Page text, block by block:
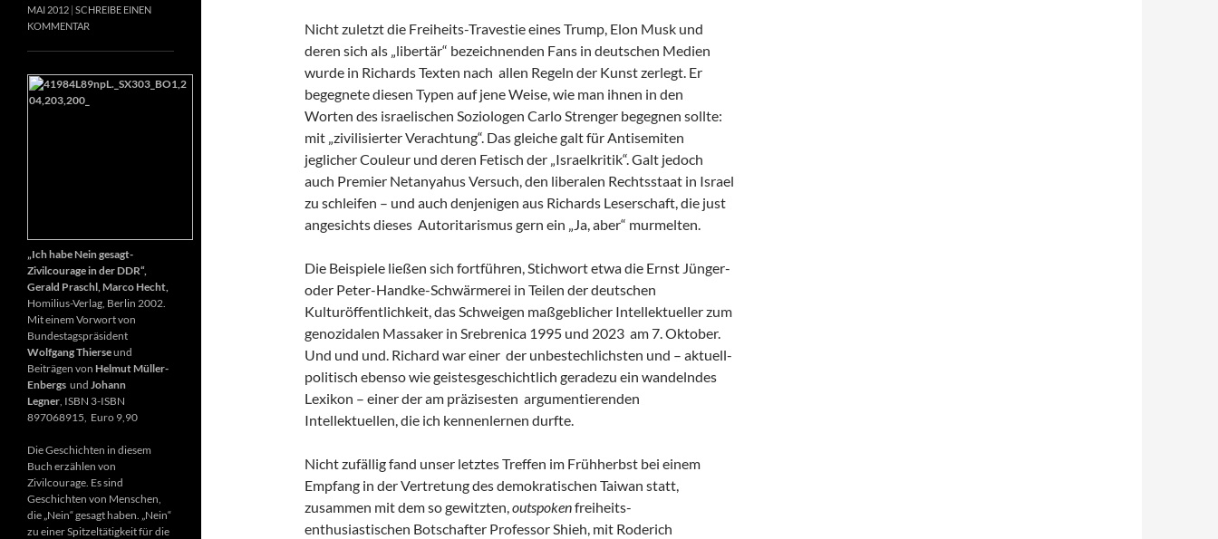
Nicht zuletzt die Freiheits-Travestie eines Trump, Elon Musk und
deren sich als „libertär“ bezeichnenden Fans in deutschen Medien
wurde in Richards Texten nach allen Regeln der Kunst zerlegt. Er
begegnete diesen Typen auf jene Weise, wie man ihnen in den
Worten des israelischen Soziologen Carlo Strenger begegnen sollte:
mit „zivilisierter Verachtung“. Das gleiche galt für Antisemiten
jeglicher Couleur und deren Fetisch der „Israelkritik“. Galt jedoch
auch Premier Netanyahus Versuch, den liberalen Rechtsstaat in Israel
zu schleifen – und auch denjenigen aus Richards Leserschaft, die just
angesichts dieses Autoritarismus gern ein „Ja, aber“ murmelten.
Die Beispiele ließen sich fortführen, Stichwort etwa die Ernst Jünger-
oder Peter-Handke-Schwärmerei in Teilen der deutschen
Kulturöffentlichkeit, das Schweigen maßgeblicher Intellektueller zum
genozidalen Massaker in Srebrenica 1995 und 2023 am 7. Oktober.
Und und und. Richard war einer der unbestechlichsten und – aktuell-
politisch ebenso wie geistesgeschichtlich geradezu ein wandelndes
Lexikon – einer der am präzisesten argumentierenden
Intellektuellen, die ich kennenlernen durfte.
Nicht zufällig fand unser letztes Treffen im Frühherbst bei einem
Empfang in der Vertretung des demokratischen Taiwan statt,
zusammen mit dem so gewitzten, outspokenfreiheits-
enthusiastischen Botschafter Professor Shieh, mit Roderich
MAI 2012 SCHREIBE EINEN
KOMMENTAR
„Ich habe Nein gesagt-
Zivilcourage in der DDR“,
Gerald Praschl, Marco Hecht,
Homilius-Verlag, Berlin 2002.
Mit einem Vorwort von
Bundestagspräsident
Wolfgang Thierseund
Beiträgen von Helmut Müller-
Enbergs und Johann
Legner , ISBN 3-ISBN
897068915, Euro 9,90
Die Geschichten in diesem
Buch erzählen von
Zivilcourage. Es sind
Geschichten von Menschen,
die „Nein“ gesagt haben. „Nein“
zu einer Spitzeltätigkeit für die